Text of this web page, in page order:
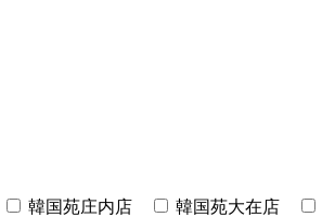
韓国苑庄内店 韓国苑大在店